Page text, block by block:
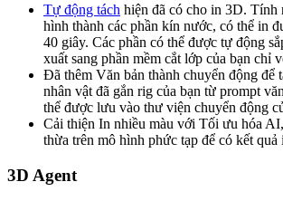
Tự động tách hiện đã có cho in 3D. Tính
hình thành các phần kín nước, có thể in
40 giây. Các phần có thể được tự động
xuất sang phần mềm cắt lớp của bạn chỉ
Đã thêm Văn bản thành chuyển động để
nhân vật đã gắn rig của bạn từ prompt
thể được lưu vào thư viện chuyển động
Cải thiện In nhiều màu với Tối ưu hóa
thừa trên mô hình phức tạp để có kết quả
3D Agent